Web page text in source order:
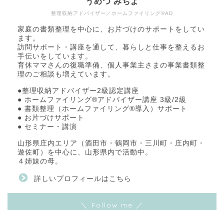
整理収納アドバイザー／ホームファイリング®AD
家庭の書類整理を中心に、お片づけのサポートをしてい
ます。
訪問サポート・講座を通して、暮らしと仕事を整えるお
手伝いをしています。
育休ママさんの復職準備、個人事業主さまの事業書類整
理のご相談も増えています。
●整理収納アドバイザー2級認定講座
● ホームファイリング®アドバイザー講座 3級/2級
● 書類整理（ホームファイリング®導入）サポート
● お片づけサポート
● セミナー・講演
山形県庄内エリア（酒田市・鶴岡市・三川町・庄内町・
遊佐町）を中心に、山形県内で活動中。
４姉妹の母。
詳しいプロフィールはこちら
＼ Follow me ／